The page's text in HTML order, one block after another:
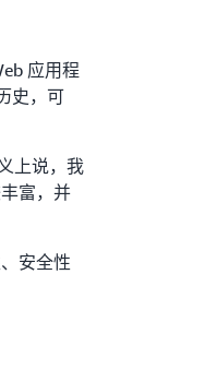
应用程
史，可
上说，我
富，并
安全性